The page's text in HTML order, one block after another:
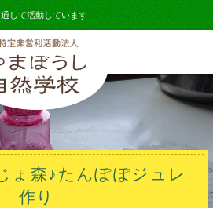
して活動しています
ょ森♪たんぽぽジュレ
作り